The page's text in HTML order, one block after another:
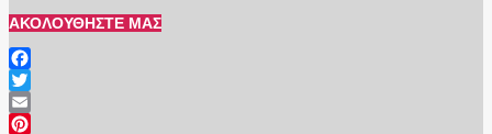
ΑΚΟΛΟΥΘΉΣΤΕ ΜΑΣ
Facebook
Twitter
Email